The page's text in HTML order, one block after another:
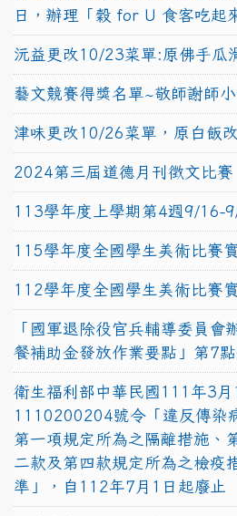
日，辦理「穀 for U 食客吃起
沅益更改10/23菜單:原佛手瓜
藝文競賽得獎名單~敬師謝師
津味更改10/26菜單，原白飯
2024第三屆道德月刊徵文比賽
113學年度上學期第4週9/16-
115學年度全國學生美術比賽
112學年度全國學生美術比賽
「國軍退除役官兵輔導委員會
餐補助金發放作業要點」第7
衛生福利部中華民國111年3月
1110200204號令「違反傳染
第一項規定所為之隔離措施、
二款及第四款規定所為之檢疫
準」，自112年7月1日起廢止